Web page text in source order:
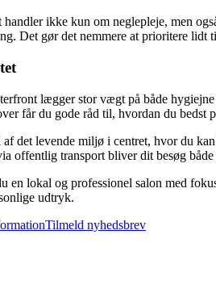
ikke kun om neglepleje, men
Det gør det nemmere at prioritere lidt
lægger stor vægt på både
får du gode råd til, hvordan du
det levende miljø i centret, hvor du
offentlig transport bliver dit besøg
en lokal og professionel salon med
udtryk.
Tilmeld nyhedsbrev